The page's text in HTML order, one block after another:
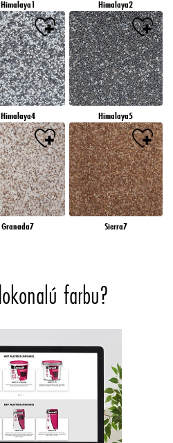
Himalaya1 Himalaya2
Himalaya4 Himalaya5
Granada7 Sierra7
farbu?